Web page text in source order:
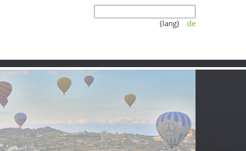
{lang} de